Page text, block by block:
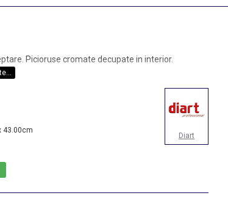
Picioruse cromate decupate in interior.
43.00cm
Diart